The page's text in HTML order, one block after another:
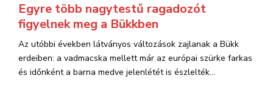
Egyre több nagytestű ragadozót
figyelnek meg a Bükkben
Az utóbbi években látványos változások zajlanak a Bükk
erdeiben: a vadmacska mellett már az európai szürke farkas
és időnként a barna medve jelenlétét is észlelték...